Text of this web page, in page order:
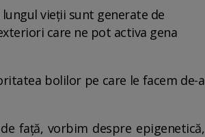
vieții sunt generate de
care ne pot activa gena
bolilor pe care le facem de-a
față, vorbim despre epigenetică,